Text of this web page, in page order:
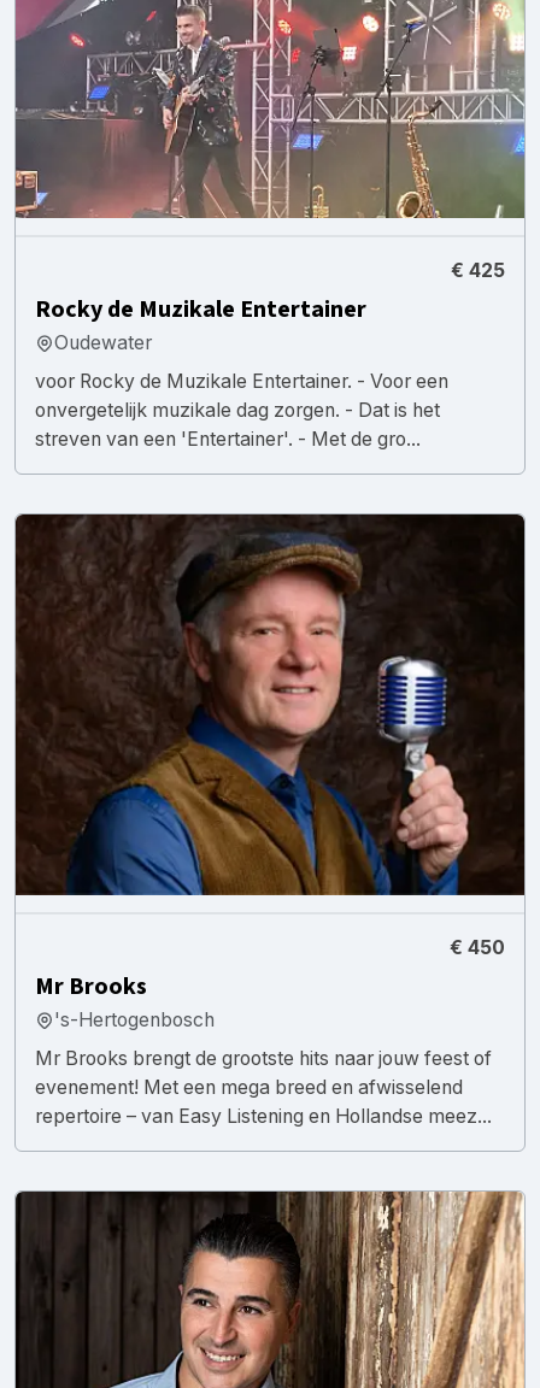
€ 425
Rocky de Muzikale Entertainer
Oudewater
voor Rocky de Muzikale Entertainer. - Voor een
onvergetelijk muzikale dag zorgen. - Dat is het
streven van een 'Entertainer'. - Met de gro...
€ 450
Mr Brooks
's-Hertogenbosch
Mr Brooks brengt de grootste hits naar jouw feest of
evenement! Met een mega breed en afwisselend
repertoire – van Easy Listening en Hollandse meez...